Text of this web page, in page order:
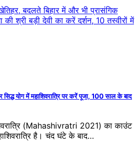
बदलते बिहार में और भी प्रासंगिक
श्री बड़ी देवी का करें दर्शन, 10 तस्वीरों में
योग में महाशिवरात्रि पर करें पूजा, 100 साल के बाद
(Mahashivratri 2021) का काउंट
है। चंद घंटे के बाद…